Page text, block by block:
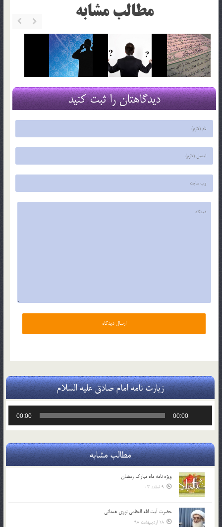
مطالب مشابه
دیدگاهتان را ثبت کنید
زیارت نامه امام صادق علیه السلام
00:00
00:00
مطالب مشابه
ویژه نامه ماه مبارک رمضان
9 اسفند 03
حضرت آیت الله العظمی نوری همدانی
18 اردیبهشت 98